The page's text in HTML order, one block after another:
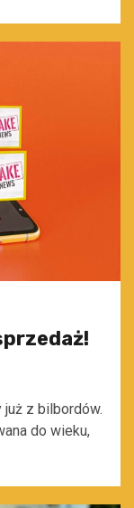
z bilbordów.
do wieku,